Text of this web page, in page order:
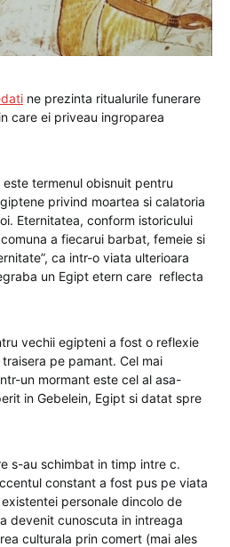
ne prezinta ritualurile funerare
care ei priveau ingroparea
termenul obisnuit pentru
privind moartea si calatoria
Eternitatea, conform istoricului
a fiecarui barbat, femeie si
ca intr-o viata ulterioara
un Egipt etern care reflecta
vechii egipteni a fost o reflexie
pe pamant. Cel mai
un mormant este cel al asa-
in Gebelein, Egipt si datat spre
s-au schimbat in timp intre c.
constant a fost pus pe viata
personale dincolo de
devenit cunoscuta in intreaga
culturala prin comert (mai ales